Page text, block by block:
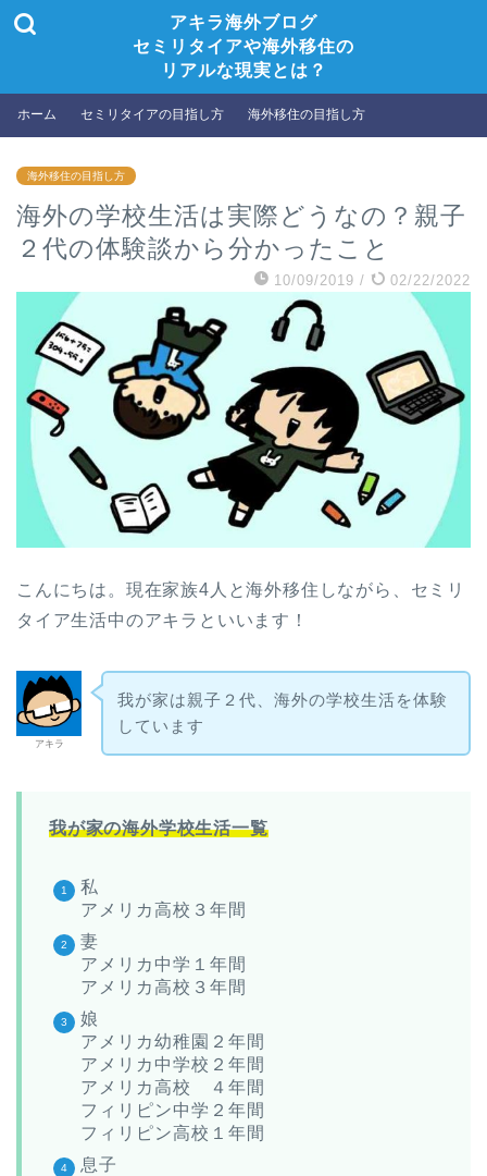
アキラ海外ブログ
セミリタイアや海外移住の
リアルな現実とは？
ホーム セミリタイアの目指し方 海外移住の目指し方
海外移住の目指し方
海外の学校生活は実際どうなの？親子
２代の体験談から分かったこと
10/09/2019 / 02/22/2022
こんにちは。現在家族4人と海外移住しながら、セミリ
タイア生活中のアキラといいます！
アキラ
我が家は親子２代、海外の学校生活を体験
しています
我が家の海外学校生活一覧
私
アメリカ高校３年間
妻
アメリカ中学１年間
アメリカ高校３年間
娘
アメリカ幼稚園２年間
アメリカ中学校２年間
アメリカ高校 ４年間
フィリピン中学２年間
フィリピン高校１年間
息子